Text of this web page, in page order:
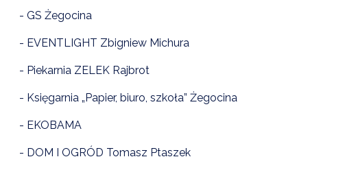
- GS Żegocina
- EVENTLIGHT Zbigniew Michura
- Piekarnia ZELEK Rajbrot
- Księgarnia „Papier, biuro, szkoła” Żegocina
- EKOBAMA
- DOM I OGRÓD Tomasz Ptaszek